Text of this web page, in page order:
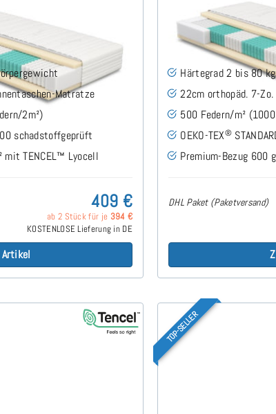
TTFK-Matratze 100x210
Matratze
2m²)
schadstoffgeprüft
mit TENCEL™ Lyocell
409 €
ab 2 Stück für je 394 €
KOSTENLOSE Lieferung in DE
SERA H2 (TENCEL™
cm
Härtegrad 2 bis 80
22cm orthopäd. 7-
500 Federn/m²
OEKO-TEX®
Premium-Bezug 600
DHL Paket (Paketversand)
TOP-SELLER